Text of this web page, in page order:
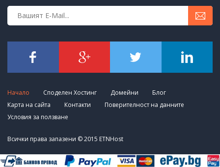
Начало Споделен Хостинг Домейни
Блог
Карта на сайта
Контакти
Поверителност на данните
Условия за ползване
Всички права запазени © 2015 ETNHost